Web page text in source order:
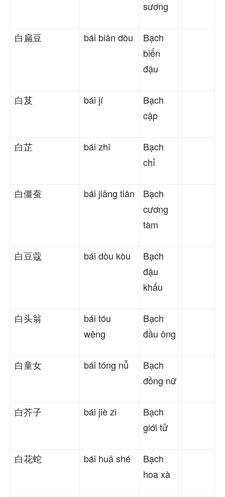
sương
白扁豆 bái biǎn dòu
Bạch
biển
đậu
白芨 bái jí
Bạch
cập
白芷 bái zhǐ
Bạch
chỉ
白僵蚕 bái jiāng tiǎn
Bạch
cương
tàm
白豆蔻 bái dòu kòu
Bạch
đậu
khấu
白头翁
bái tóu
wēng
Bạch
đầu ông
白童女 bái tóng nǚ
Bạch
đồng nữ
白芥子 bái jiè zi
Bạch
giới tử
白花蛇 bái huā shé
Bạch
hoa xà